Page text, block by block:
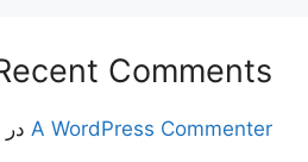
Comments
A WordPress Commenter در